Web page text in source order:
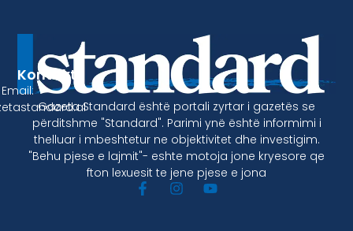
Gazeta Standard është portali zyrtar i gazetës se
përditshme "Standard". Parimi ynë është informimi i
thelluar i mbeshtetur ne objektivitet dhe investigim.
"Behu pjese e lajmit"- eshte motoja jone kryesore qe
fton lexuesit te jene pjese e jona
Kontakt
Email: